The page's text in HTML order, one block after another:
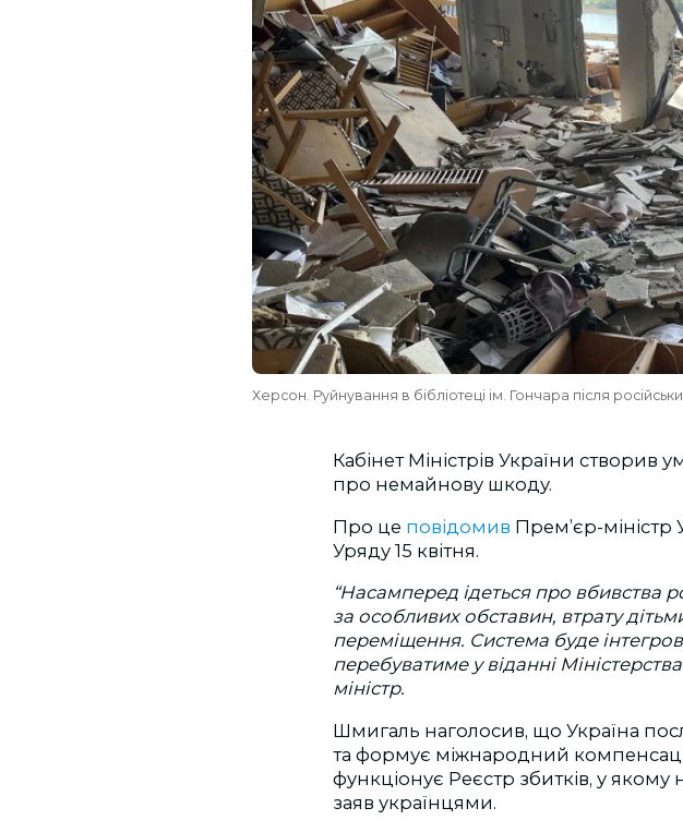
Херсон. Руйнування в бібліотеці ім. Гончара після
Кабінет Міністрів України створив
про немайнову шкоду.
Про це повідомив Прем’єр-міністр
Уряду 15 квітня.
“Насамперед ідеться про вбивства
за особливих обставин, втрату
переміщення. Система буде
перебуватиме у віданні
міністр.
Шмигаль наголосив, що Україна
та формує міжнародний
функціонує Реєстр збитків, у якому
заяв українцями.